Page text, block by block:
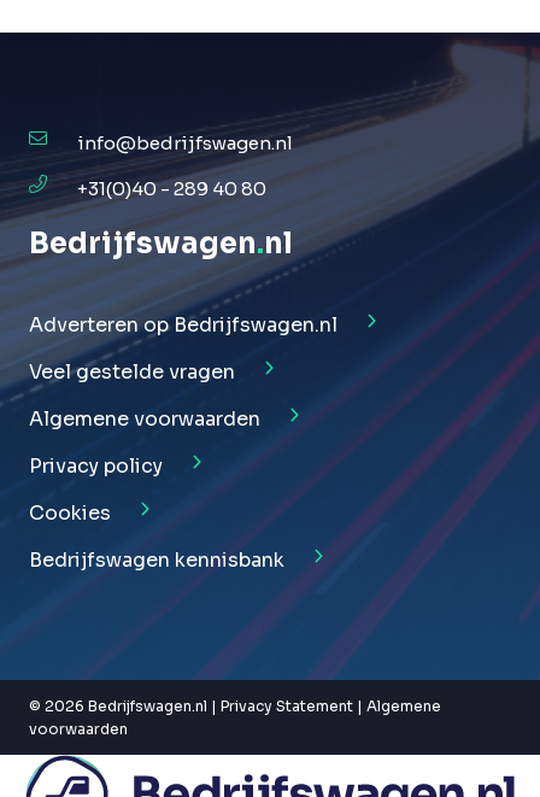
info@bedrijfswagen.nl
+31(0)40 - 289 40 80
Bedrijfswagen.nl
Adverteren op Bedrijfswagen.nl
Veel gestelde vragen
Algemene voorwaarden
Privacy policy
Cookies
Bedrijfswagen kennisbank
© 2026 Bedrijfswagen.nl | Privacy Statement | Algemene
voorwaarden